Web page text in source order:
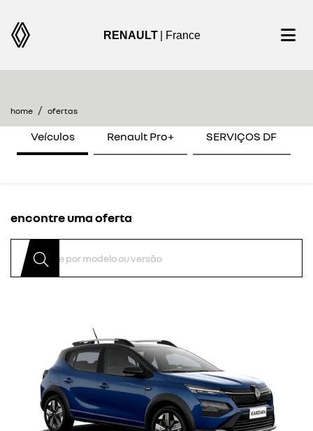
RENAULT | France
home ofertas
Veículos Renault Pro+ SERVIÇOS DF
encontre uma oferta